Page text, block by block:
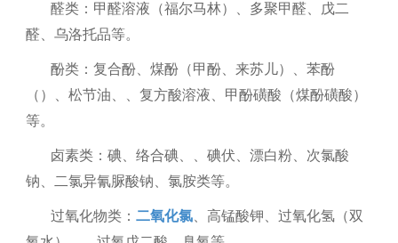
醛类：甲醛溶液（福尔马林）、多聚甲醛、戊二
醛、乌洛托品等。
酚类：复合酚、煤酚（甲酚、来苏儿）、苯酚
（）、松节油、、复方酸溶液、甲酚磺酸（煤酚磺酸）
等。
卤素类：碘、络合碘、、碘伏、漂白粉、次氯酸
钠、二氯异氰脲酸钠、氯胺类等。
过氧化物类：二氧化氯 、高锰酸钾、过氧化氢（双